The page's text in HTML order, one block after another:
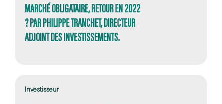
MARCHÉ OBLIGATAIRE, RETOUR EN 2022
? PAR PHILIPPE TRANCHET, DIRECTEUR
ADJOINT DES INVESTISSEMENTS.
Investisseur